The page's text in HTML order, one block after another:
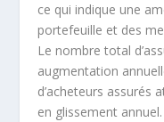
ce qui indique une
portefeuille et des
Le nombre total
augmentation
d’acheteurs assurés
en glissement annuel.